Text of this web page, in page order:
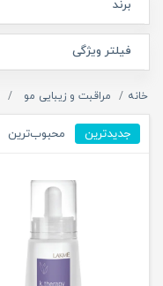
برند
فیلتر ویژگی
خانه مراقبت و زیبایی مو
جدیدترین محبوب‌ترین